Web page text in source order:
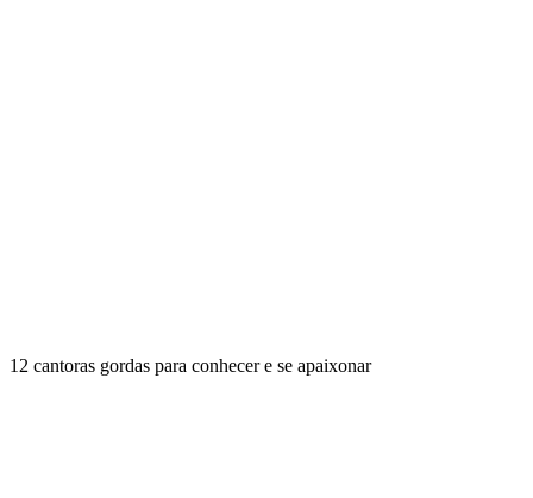
12 cantoras gordas para conhecer e se apaixonar